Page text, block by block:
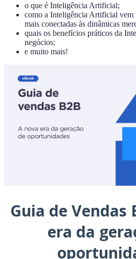
o que é Inteligência Artificial;
como a Inteligência Artificial vem
mais conectadas às dinâmicas
quais os benefícios práticos da
negócios;
e muito mais!